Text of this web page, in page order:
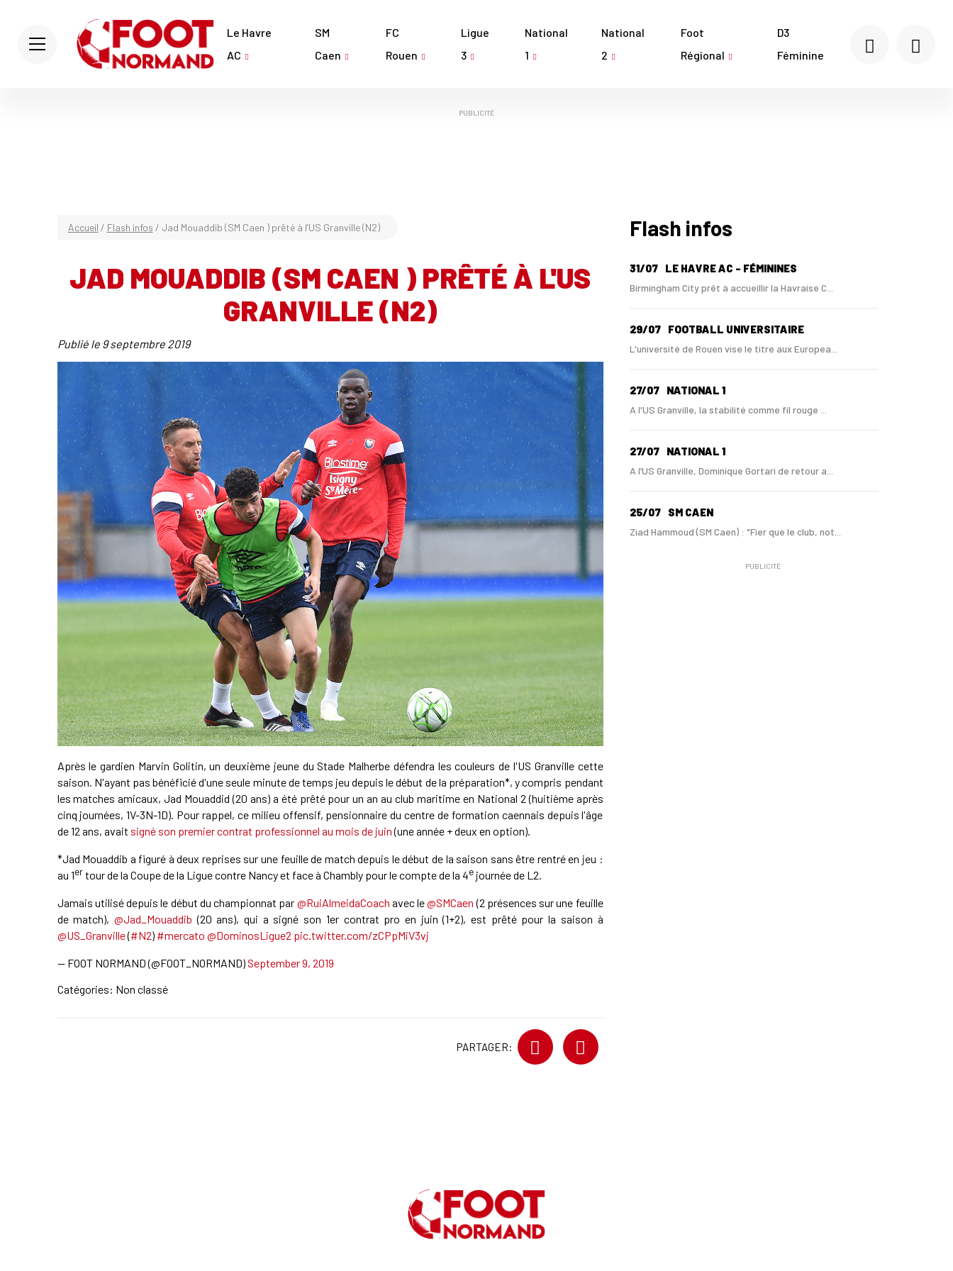
Le Havre
AC
SM
Caen
FC
Rouen
Ligue
3
National
1
National
2
Foot
Régional
D3
Féminine
PUBLICITÉ
Accueil / Flash infos / Jad Mouaddib (SM Caen ) prêté à l’US Granville (N2)
JAD MOUADDIB (SM CAEN ) PRÊTÉ À L'US
GRANVILLE (N2)
Publié le 9 septembre 2019
Après le gardien Marvin Golitin, un deuxième jeune du Stade Malherbe défendra les couleurs de l'US Granville cette
saison. N'ayant pas bénéficié d'une seule minute de temps jeu depuis le début de la préparation*, y compris pendant
les matches amicaux, Jad Mouaddid (20 ans) a été prêté pour un an au club maritime en National 2 (huitième après
cinq journées, 1V-3N-1D). Pour rappel, ce milieu offensif, pensionnaire du centre de formation caennais depuis l'âge
de 12 ans, avait signé son premier contrat professionnel au mois de juin(une année + deux en option).
*Jad Mouaddib a figuré à deux reprises sur une feuille de match depuis le début de la saison sans être rentré en jeu :
au 1ertour de la Coupe de la Ligue contre Nancy et face à Chambly pour le compte de la 4ejournée de L2.
Jamais utilisé depuis le début du championnat par @RuiAlmeidaCoach avec le@SMCaen (2 présences sur une feuille
de match), @Jad_Mouaddib (20 ans), qui a signé son 1er contrat pro en juin (1+2), est prêté pour la saison à
@US_Granville(#N2) #mercato @DominosLigue2 pic.twitter.com/zCPpMiV3vj
— FOOT NORMAND (@FOOT_NORMAND)September 9, 2019
Catégories: Non classé
PARTAGER:
Flash infos
31/07 LE HAVRE AC - FÉMININES
Birmingham City prêt à accueillir la Havraise C...
29/07 FOOTBALL UNIVERSITAIRE
L'université de Rouen vise le titre aux Europea...
27/07 NATIONAL 1
A l'US Granville, la stabilité comme fil rouge ...
27/07 NATIONAL 1
A l’US Granville, Dominique Gortari de retour a...
25/07 SM CAEN
Ziad Hammoud (SM Caen) : "Fier que le club, not...
SM CAEN - MERCATO
PUBLICITÉ